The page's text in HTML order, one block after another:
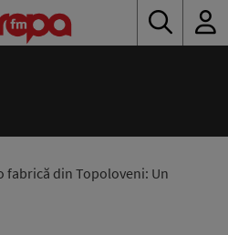
fabrică din Topoloveni: Un